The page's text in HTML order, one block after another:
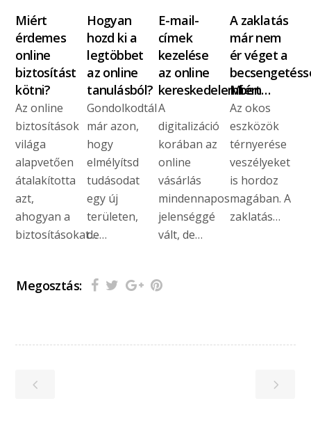
Miért
érdemes
online
biztosítást
kötni?
Az online
biztosítások
világa
alapvetően
átalakította
azt,
ahogyan a
biztosításokat…
Hogyan
hozd ki a
legtöbbet
az online
tanulásból?
Gondolkodtál
már azon,
hogy
elmélyítsd
tudásodat
egy új
területen,
de…
E-mail-
címek
kezelése
az online
kereskedelemben
A
digitalizáció
korában az
online
vásárlás
mindennapos
jelenséggé
vált, de…
A zaklatás
már nem
ér véget a
Miért…
Az okos
eszközök
térnyerése
veszélyeket
is hordoz
magában. A
zaklatás…
Megosztás: